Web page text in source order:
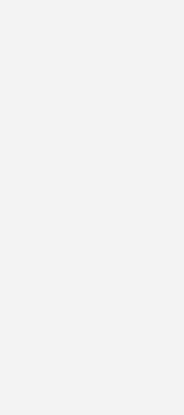
Wärmepumpen in das Energ…
Problem mit dem SBZ
erhalten Sie regelmäßig von uns
und Neuigkeiten, gebündelt und
Postfach.
Newsletter bin ich damit einverstanden, über
und Online-Angebote
& Co. KG
jederzeit widerrufen und eine Abmeldung ist
zum Umgang mit Daten finden Sie